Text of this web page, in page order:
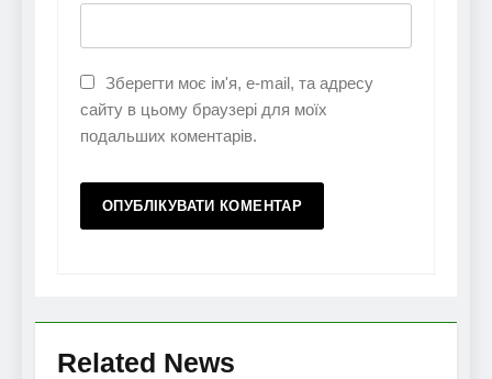
Зберегти моє ім'я, e-mail, та адресу
сайту в цьому браузері для моїх
подальших коментарів.
Related News